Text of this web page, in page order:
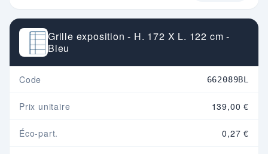
Grille exposition - H. 172 X L. 122 cm -
Bleu
Code 662089BL
Prix unitaire 139,00 €
Éco-part. 0,27 €